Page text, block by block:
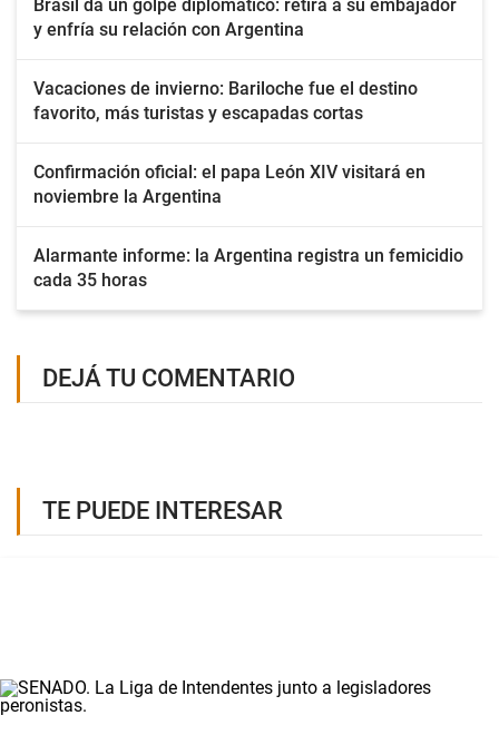
Brasil da un golpe diplomático: retira a su embajador
y enfría su relación con Argentina
Vacaciones de invierno: Bariloche fue el destino
favorito, más turistas y escapadas cortas
Confirmación oficial: el papa León XIV visitará en
noviembre la Argentina
Alarmante informe: la Argentina registra un femicidio
cada 35 horas
DEJÁ TU COMENTARIO
TE PUEDE INTERESAR